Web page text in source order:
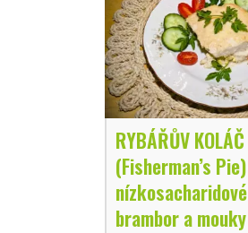
RYBÁŘŮV KOLÁČ
(Fisherman’s
brambor a mouky